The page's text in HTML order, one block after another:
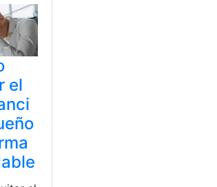
el